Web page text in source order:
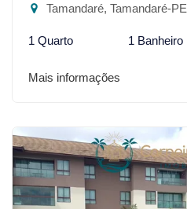
Tamandaré, Tamandaré-PE
1 Quarto 1 Banheiro
Mais informações